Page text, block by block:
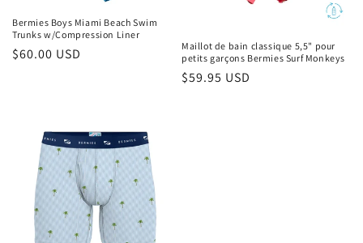
Bermies Boys Miami Beach Swim
Trunks w/Compression Liner
Prix
$60.00 USD
Maillot de bain classique 5,5" pour
petits garçons Bermies Surf Monkeys
Prix
$59.95 USD